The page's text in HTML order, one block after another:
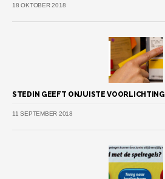
18 OKTOBER 2018
STEDIN GEEFT ONJUISTE
11 SEPTEMBER 2018